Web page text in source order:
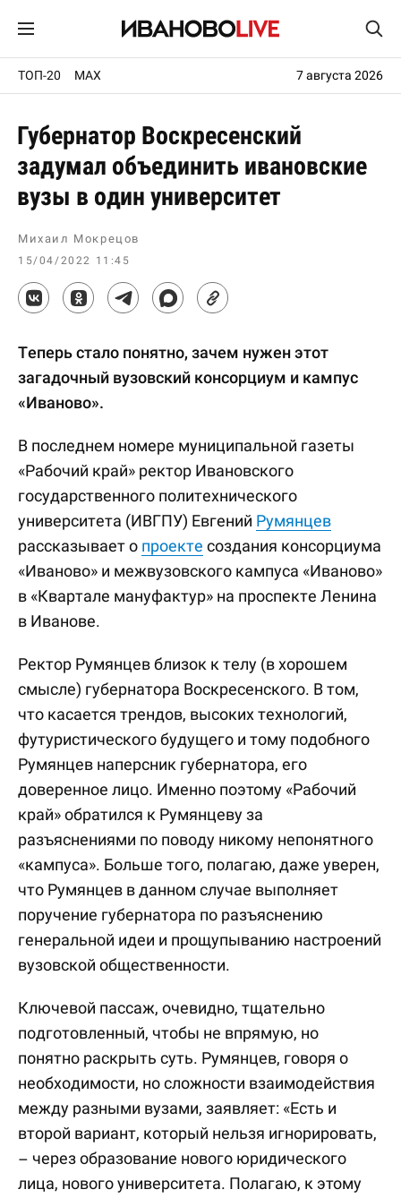
ТОП-20 MAX 7 августа 2026
Губернатор Воскресенский
задумал объединить ивановские
вузы в один университет
Михаил Мокрецов
15/04/2022 11:45
Теперь стало понятно, зачем нужен этот
загадочный вузовский консорциум и кампус
«Иваново».
В последнем номере муниципальной газеты
«Рабочий край» ректор Ивановского
государственного политехнического
университета (ИВГПУ) Евгений Румянцев
рассказывает о проекте создания консорциума
«Иваново» и межвузовского кампуса «Иваново»
в «Квартале мануфактур» на проспекте Ленина
в Иванове.
Ректор Румянцев близок к телу (в хорошем
смысле) губернатора Воскресенского. В том,
что касается трендов, высоких технологий,
футуристического будущего и тому подобного
Румянцев наперсник губернатора, его
доверенное лицо. Именно поэтому «Рабочий
край» обратился к Румянцеву за
разъяснениями по поводу никому непонятного
«кампуса». Больше того, полагаю, даже уверен,
что Румянцев в данном случае выполняет
поручение губернатора по разъяснению
генеральной идеи и прощупыванию настроений
вузовской общественности.
Ключевой пассаж, очевидно, тщательно
подготовленный, чтобы не впрямую, но
понятно раскрыть суть. Румянцев, говоря о
необходимости, но сложности взаимодействия
между разными вузами, заявляет: «Есть и
второй вариант, который нельзя игнорировать,
– через образование нового юридического
лица, нового университета. Полагаю, к этому